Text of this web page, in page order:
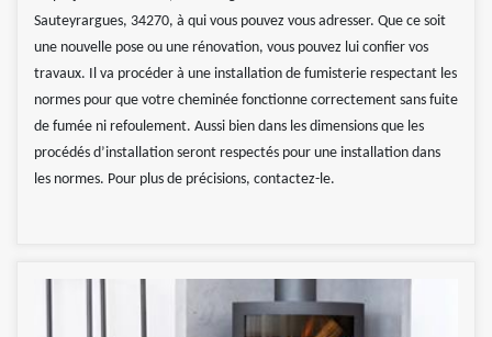
Sauteyrargues, 34270, à qui vous pouvez vous adresser. Que ce soit
une nouvelle pose ou une rénovation, vous pouvez lui confier vos
travaux. Il va procéder à une installation de fumisterie respectant les
normes pour que votre cheminée fonctionne correctement sans fuite
de fumée ni refoulement. Aussi bien dans les dimensions que les
procédés d’installation seront respectés pour une installation dans
les normes. Pour plus de précisions, contactez-le.